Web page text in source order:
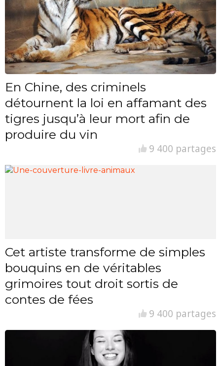
En Chine, des criminels
détournent la loi en affamant des
tigres jusqu’à leur mort afin de
produire du vin
9 400 partages
Cet artiste transforme de simples
bouquins en de véritables
grimoires tout droit sortis de
contes de fées
9 400 partages